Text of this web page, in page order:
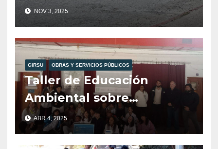
total de tránsito para
mañana martes 4 de
noviembre.
NOV 3, 2025
GIRSU OBRAS Y SERVICIOS PÚBLICOS
Taller de Educación
Ambiental sobre
Reciclajes en la Esc. 104,
Organizado por Girsu,
ABR 4, 2025